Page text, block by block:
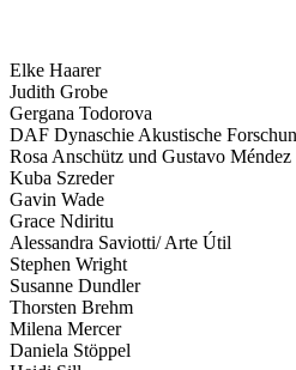
Elke Haarer
Judith Grobe
Gergana Todorova
DAF Dynaschie Akustische
Rosa Anschütz und Gustavo Méndez
Kuba Szreder
Gavin Wade
Grace Ndiritu
Alessandra Saviotti/ Arte Útil
Stephen Wright
Susanne Dundler
Thorsten Brehm
Milena Mercer
Daniela Stöppel